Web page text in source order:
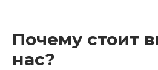
Почему стоит
нас?